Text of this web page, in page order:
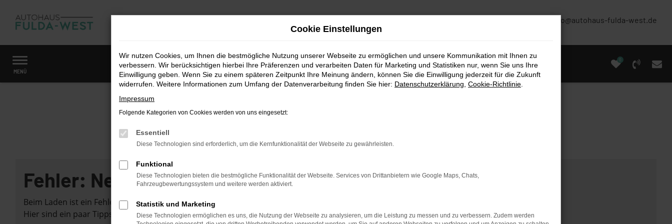
Zum
Hauptinhalt
info@autohaus-fulda-west.de
MENÜ
0
Startseite Fahrzeugmarkt
Fehler: Network Error
Beim Laden ist ein Fehler aufgetreten.
Hier sind ein paar Tipps, die dir helfen können:
Cookie Einstellungen
Wir nutzen Cookies, um Ihnen die bestmögliche Nutzung unserer Webseite zu ermöglichen und unsere Kommunikation mit Ihnen zu
verbessern. Wir berücksichtigen hierbei Ihre Präferenzen und verarbeiten Daten für Marketing und Statistiken nur, wenn Sie uns Ihre
Einwilligung geben. Wenn Sie zu einem späteren Zeitpunkt Ihre Meinung ändern, können Sie die Einwilligung jederzeit für die Zukunft
widerrufen. Weitere Informationen zum Umfang der Datenverarbeitung finden Sie hier: Datenschutzerklärung Cookie-Richtlinie
Impressum
Folgende Kategorien von Cookies werden von uns eingesetzt:
Essentiell
Diese Technologien sind erforderlich, um die Kernfunktionalität der Webseite zu gewährleisten.
Funktional
Diese Technologien bieten die bestmögliche Funktionalität der Webseite. Services von Drittanbietern wie Google Maps, Chats,
Fahrzeugbewertungssystem und weitere werden aktiviert.
Statistik und Marketing
Diese Technologien ermöglichen es uns, die Nutzung der Webseite zu analysieren, um die Leistung zu messen und zu verbessern. Zudem werden